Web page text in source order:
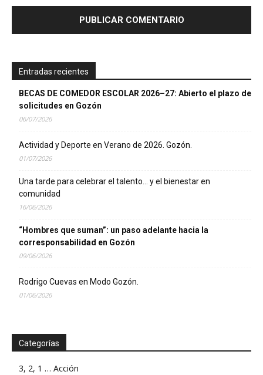
Entradas recientes
BECAS DE COMEDOR ESCOLAR 2026–27: Abierto el plazo de
solicitudes en Gozón
06/07/2026
Actividad y Deporte en Verano de 2026. Gozón.
01/07/2026
Una tarde para celebrar el talento… y el bienestar en
comunidad
16/06/2026
“Hombres que suman”: un paso adelante hacia la
corresponsabilidad en Gozón
09/06/2026
Rodrigo Cuevas en Modo Gozón.
01/06/2026
Categorías
3, 2, 1 … Acción